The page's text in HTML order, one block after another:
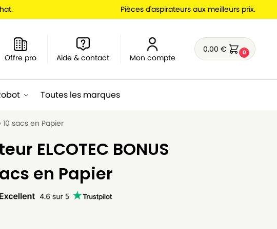
Pièces d'aspirateurs aux meilleurs prix.
Offre pro Aide & contact Mon compte
0,00€ 0
Toutes les marques
10 sacs en Papier
ELCOTEC BONUS
en Papier